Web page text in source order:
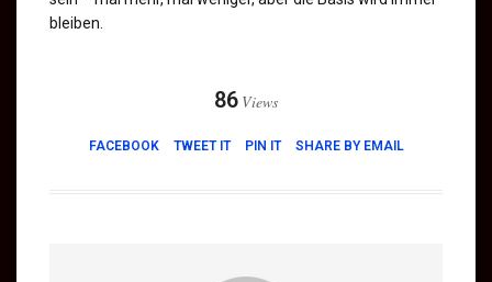
bleiben.
86 Views
FACEBOOK TWEET IT PIN IT SHARE BY EMAIL